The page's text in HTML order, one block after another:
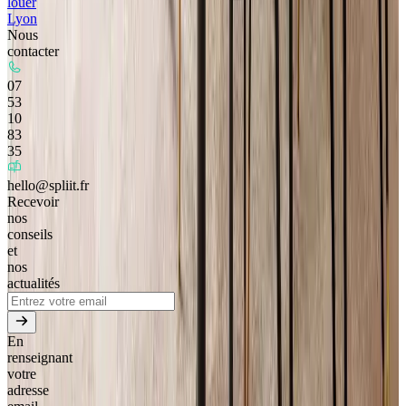
Lyon
Nous
contacter
07
53
10
83
35
hello@spliit.fr
Recevoir
nos
conseils
et
nos
actualités
En
renseignant
votre
adresse